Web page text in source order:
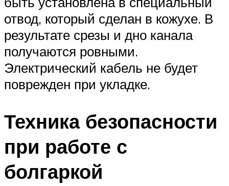
отвод, который сделан в кожухе. В
результате срезы и дно канала
получаются ровными.
Электрический кабель не будет
поврежден при укладке.
Техника безопасности
при работе с
болгаркой